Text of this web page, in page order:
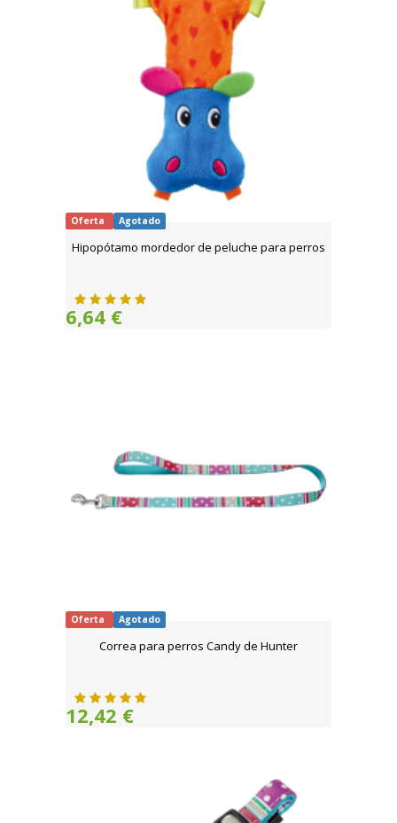
Oferta Agotado
Hipopótamo mordedor de peluche para perros
6,64 €
Oferta Agotado
Correa para perros Candy de Hunter
12,42 €